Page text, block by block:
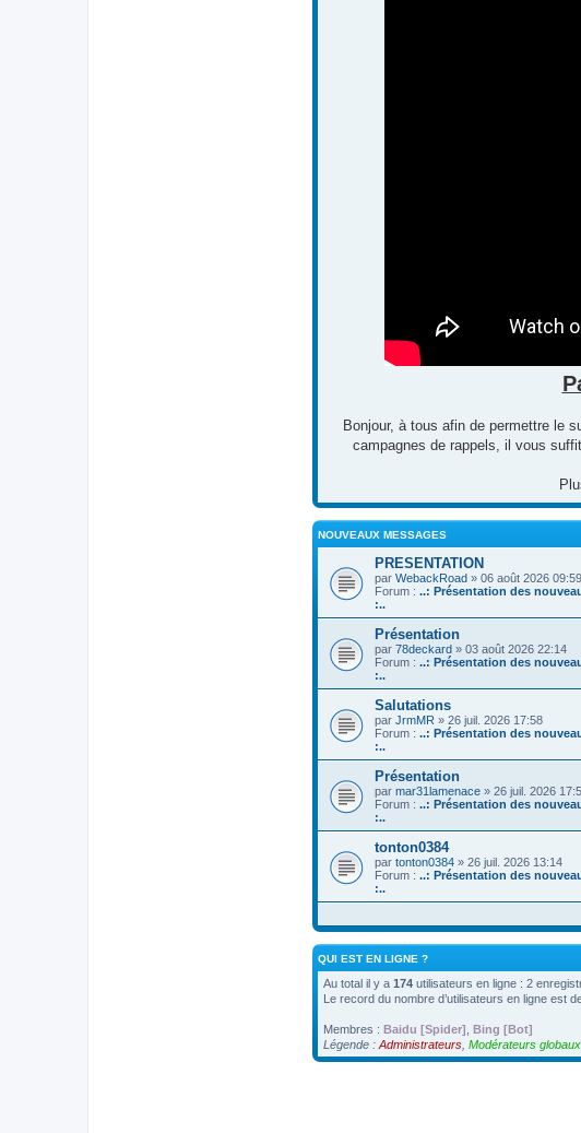
Bonjour, à tous afin de permettre le
campagnes de rappels, il vous
NOUVEAUX MESSAGES
PRESENTATION
par WebackRoad » 06 août 2026 09:59
Forum : ..: Présentation des
:..
Présentation
par 78deckard » 03 août 2026 22:14
Forum : ..: Présentation des
:..
Salutations
par JrmMR » 26 juil. 2026 17:58
Forum : ..: Présentation des
:..
Présentation
par mar31lamenace » 26 juil. 2026
Forum : ..: Présentation des
:..
tonton0384
par tonton0384 » 26 juil. 2026 13:14
Forum : ..: Présentation des
:..
QUI EST EN LIGNE ?
Au total il y a 174 utilisateurs en ligne : 2
Le record du nombre d’utilisateurs en ligne est
Membres : Baidu [Spider] Bing [Bot]
Légende : Administrateurs Modérateurs globaux